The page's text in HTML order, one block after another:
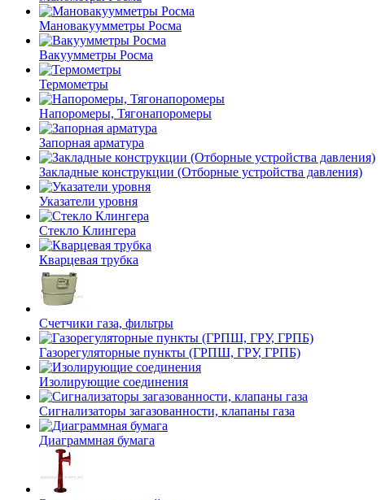
Мановакуумметры Росма
Вакуумметры Росма
Термометры
Напоромеры, Тягонапоромеры
Запорная арматура
Закладные конструкции (Отборные устройства давления)
Указатели уровня
Стекло Клингера
Кварцевая трубка
Счетчики газа, фильтры
Газорегуляторные пункты (ГРПШ, ГРУ, ГРПБ)
Изолирующие соединения
Сигнализаторы загазованности, клапаны газа
Диаграммная бумага